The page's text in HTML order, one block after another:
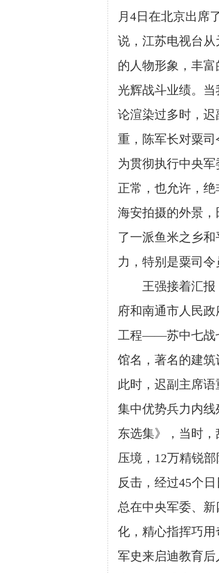
月 4 日在北京出席
说，江苏电视台
的人物形象，丰
光辉战斗业绩。
论渲染过多时，
重，陈军长对粟
为贯彻执行中央
正常，也允许，
海安拍摄的外景
了一派鱼米之乡
力，特别是粟司
王强接着汇报
府和南通市人民
工程——苏中七战
馆名，著名的建
此时，迟副主席
集中优势兵力内
东选集》，当时
压境， 12万精锐
反击，经过45个
总在中央军委、
化，精心指挥巧
军史来启迪教育